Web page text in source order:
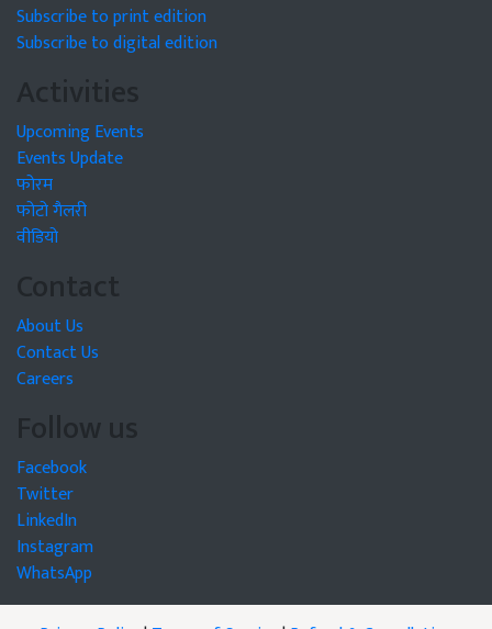
Subscribe to print edition
Subscribe to digital edition
Activities
Upcoming Events
Events Update
फोरम
फोटो गैलरी
वीडियो
Contact
About Us
Contact Us
Careers
Follow us
Facebook
Twitter
LinkedIn
Instagram
WhatsApp